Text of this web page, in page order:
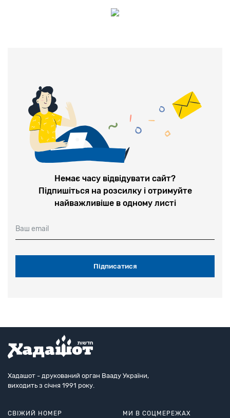
Немає часу відвідувати сайт?
Підпишіться на розсилку і отримуйте
найважливіше в одному листі
Ваш email
Хадашот - друкований орган Вааду України,
виходить з січня 1991 року.
СВІЖИЙ НОМЕР МИ В СОЦМЕРЕЖАХ